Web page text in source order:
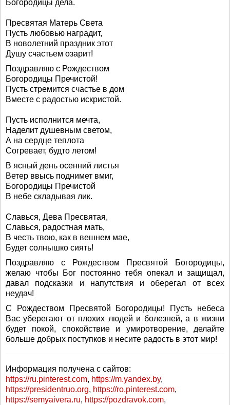
Богородицы дела.
Пресвятая Матерь Света
Пусть любовью наградит,
В новолетний праздник этот
Душу счастьем озарит!
Поздравляю с Рождеством
Богородицы Пречистой!
Пусть стремится счастье в дом
Вместе с радостью искристой.
Пусть исполнится мечта,
Наделит душевным светом,
А на сердце теплота
Согревает, будто летом!
В ясный день осенний листья
Ветер ввысь поднимет вмиг,
Богородицы Пречистой
В небе складывая лик.
Славься, Дева Пресвятая,
Славься, радостная мать,
В честь твою, как в вешнем мае,
Будет солнышко сиять!
Поздравляю с Рождеством Пресвятой Богородицы,
желаю чтобы Бог постоянно тебя опекал и защищал,
давал подсказки и напутствия и оберегал от всех
неудач!
С Рождеством Пресвятой Богородицы! Пусть небеса
Вас уберегают от плохих людей и болезней, а в жизни
будет покой, спокойствие и умиротворение, делайте
больше добрых поступков и несите радость в этот мир!
Информация получена с сайтов:
https://ru.pinterest.com, https://m.yandex.by,
https://presidentruo.org, https://ro.pinterest.com,
https://semyaivera.ru, https://pozdravok.com,